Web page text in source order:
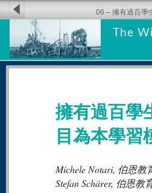
The
06 – 擁有過百學
擁有過百學
目為本學習
Michele Notari, 伯恩
Stefan Schärer, 伯恩教